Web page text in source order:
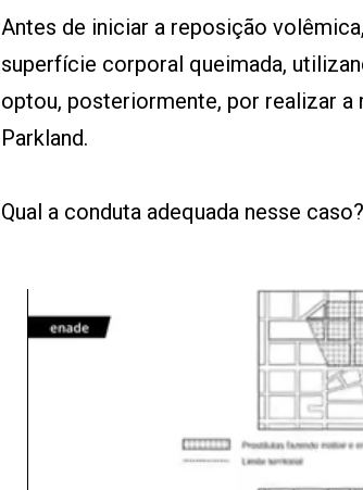
Antes de iniciar a reposição
superfície corporal queimada,
optou, posteriormente, por realizar
Parkland.
Qual a conduta adequada nesse caso?